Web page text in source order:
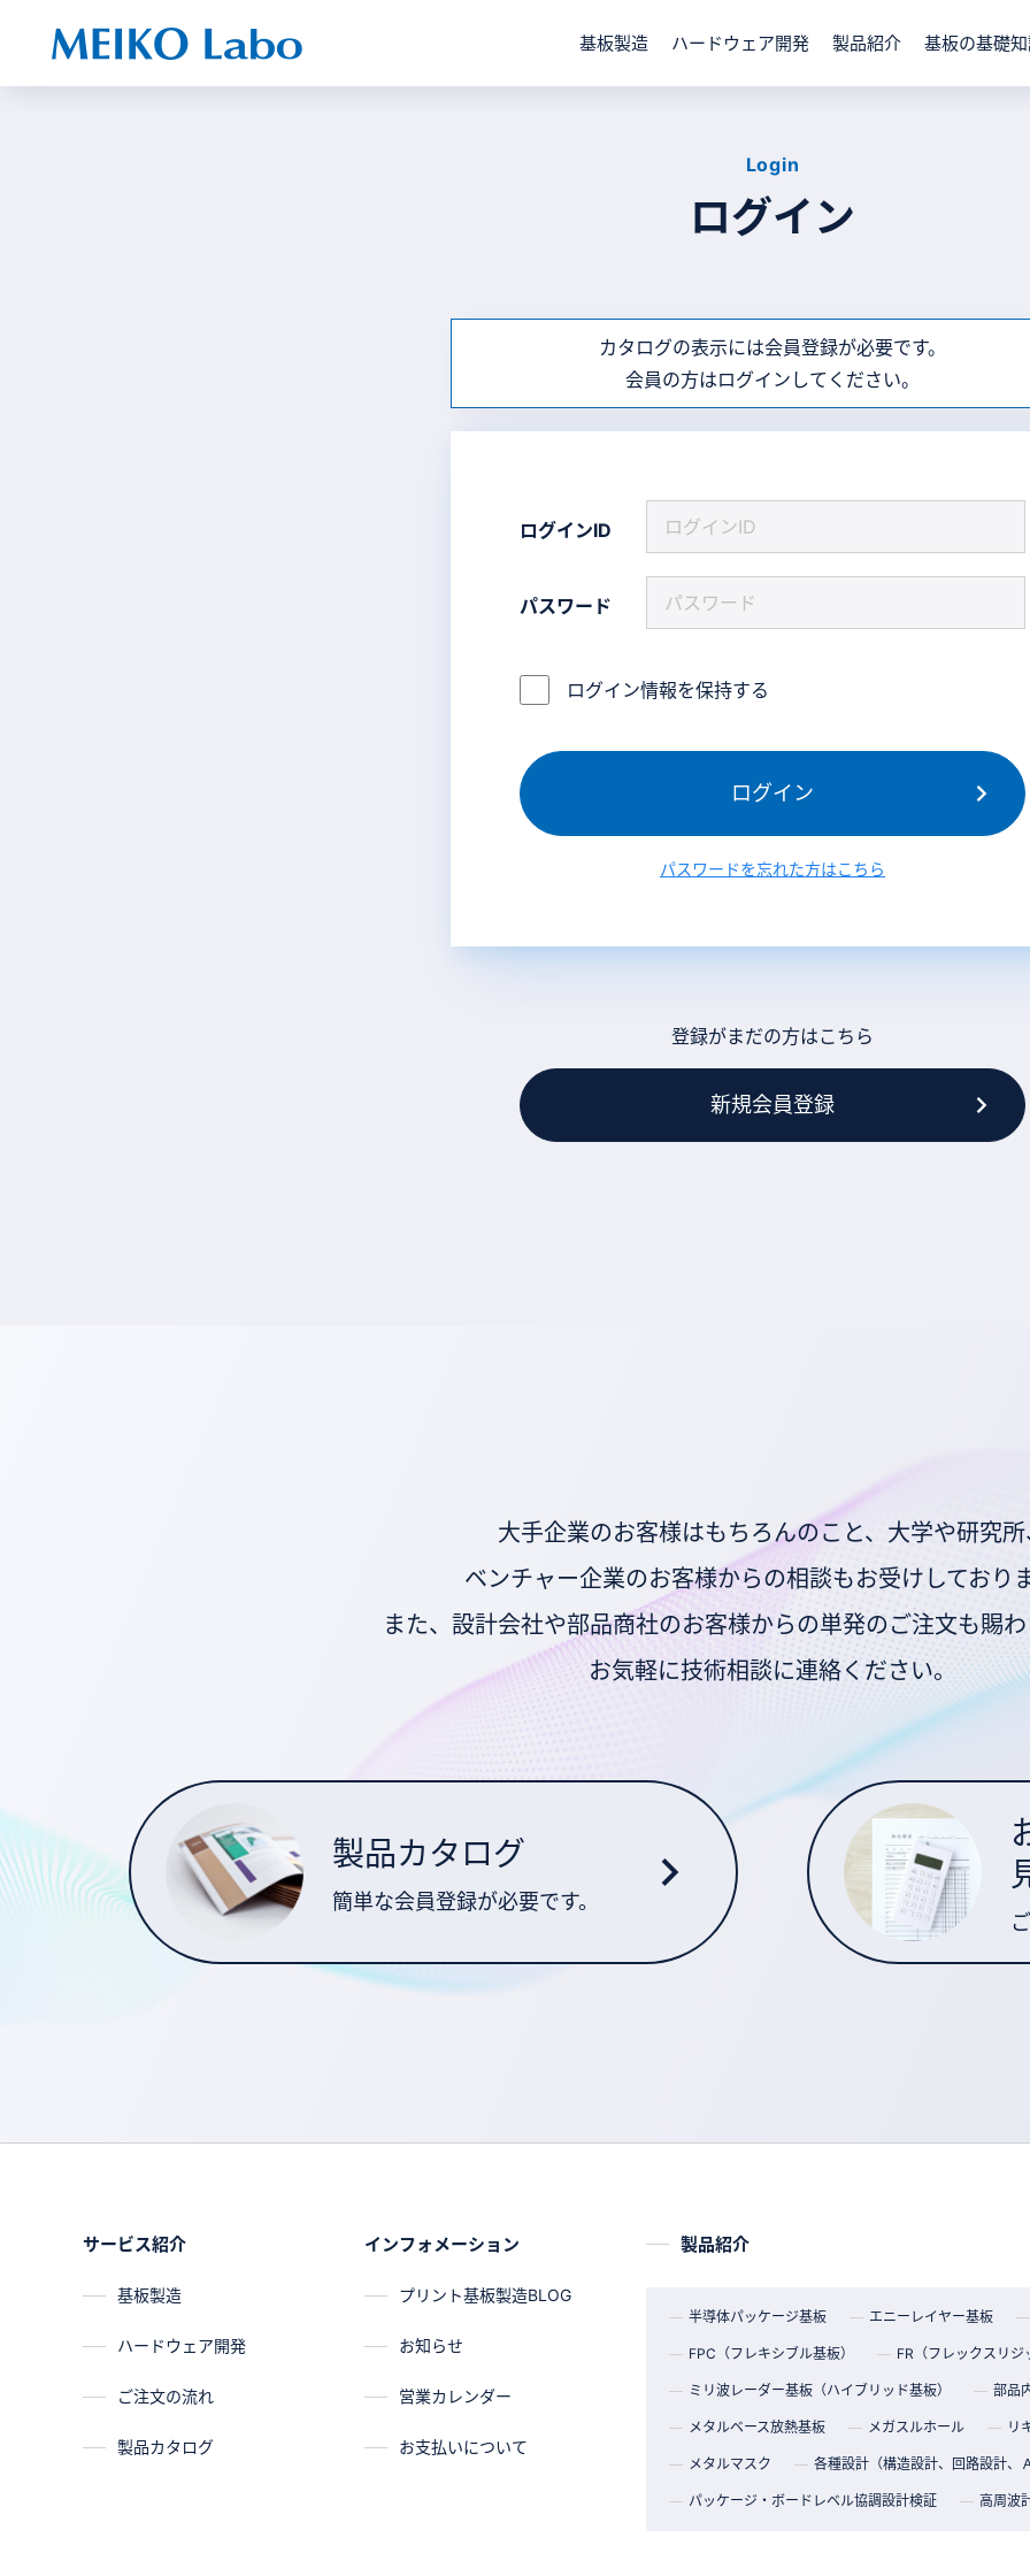
基板製造 ハードウェア開発 製品紹介 基板の基礎
Login
ログイン
カタログの表示には会員登録が必要です。
会員の方はログインしてください。
ログインID
パスワード
ログイン情報を保持する
ログイン
パスワードを忘れた方はこちら
登録がまだの方はこちら
新規会員登録
大手企業のお客様はもちろんのこと、大学や研究所
ベンチャー企業のお客様からの相談もお受けしており
また、設計会社や部品商社のお客様からの単発のご注文も賜
お気軽に技術相談に連絡ください。
製品カタログ
簡単な会員登録が必要です。
サービス紹介
基板製造
ハードウェア開発
ご注文の流れ
製品カタログ
インフォメーション
プリント基板製造BLOG
お知らせ
営業カレンダー
お支払いについて
製品紹介
半導体パッケージ基板 エニーレイヤー基板
FPC（フレキシブル基板） FR（フレックスリジ
ミリ波レーダー基板（ハイブリッド基板） 部品
メタルベース放熱基板 メガスルホール リ
メタルマスク 各種設計（構造設計、回路設計、
パッケージ・ボードレベル協調設計検証 高周波